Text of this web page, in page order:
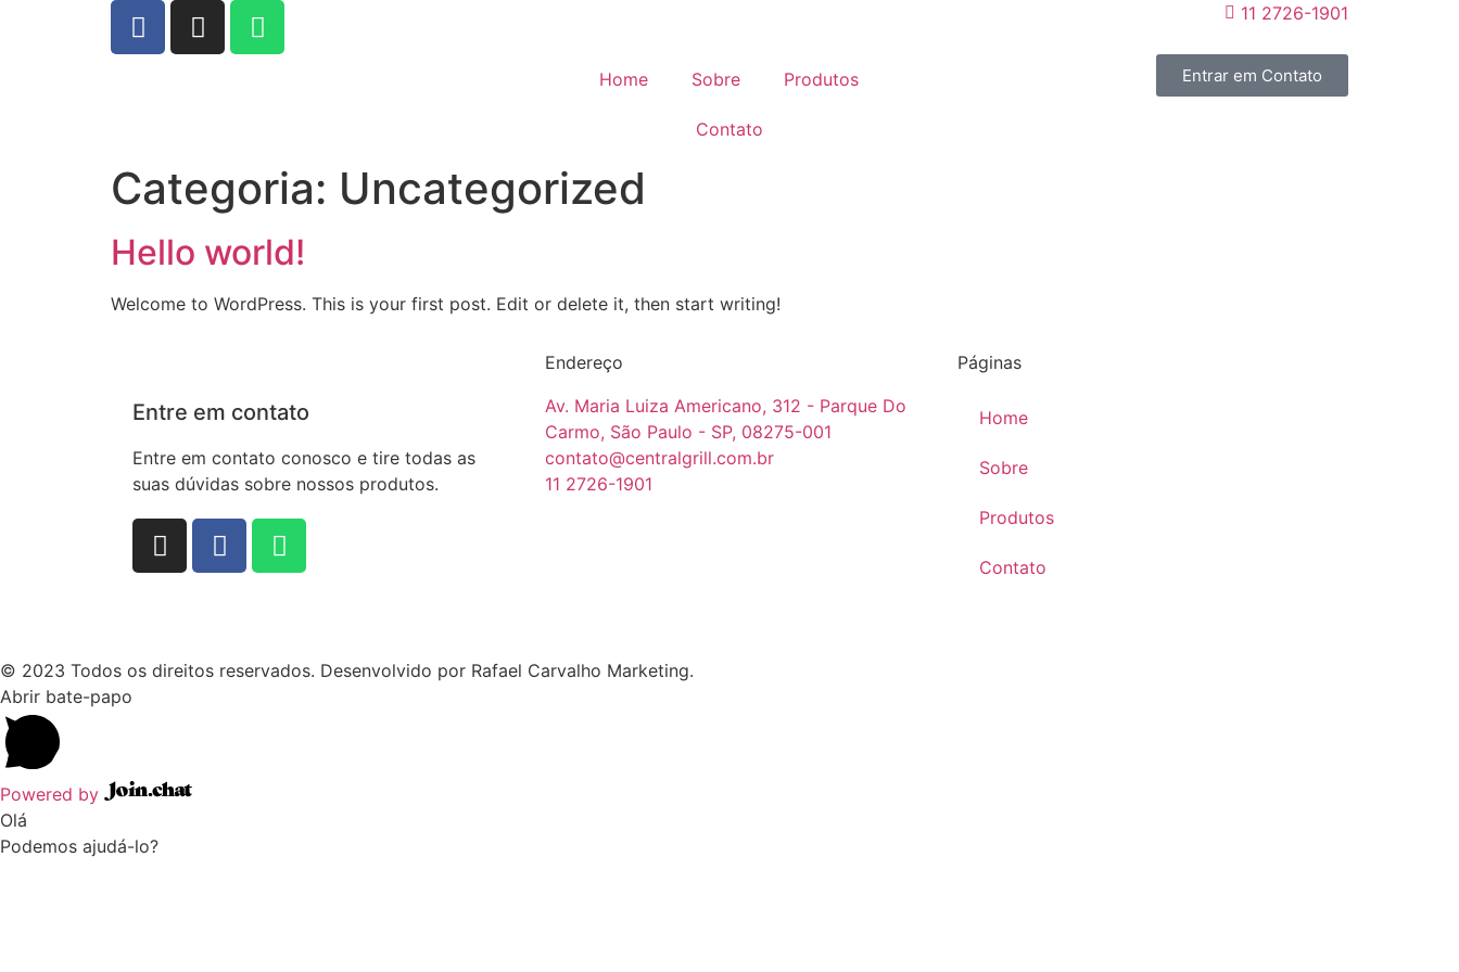
11 2726-1901
Home Sobre Produtos
Contato
Entrar em Contato
Categoria: Uncategorized
Hello world!
Welcome to WordPress. This is your first post. Edit or delete it, then start writing!
Entre em contato
Entre em contato conosco e tire todas as
suas dúvidas sobre nossos produtos.
Endereço
Av. Maria Luiza Americano, 312 - Parque Do
Carmo, São Paulo - SP, 08275-001
contato@centralgrill.com.br
11 2726-1901
Páginas
Home
Sobre
Produtos
Contato
© 2023 Todos os direitos reservados. Desenvolvido por Rafael Carvalho Marketing.
Abrir bate-papo
Powered by
Olá
Podemos ajudá-lo?